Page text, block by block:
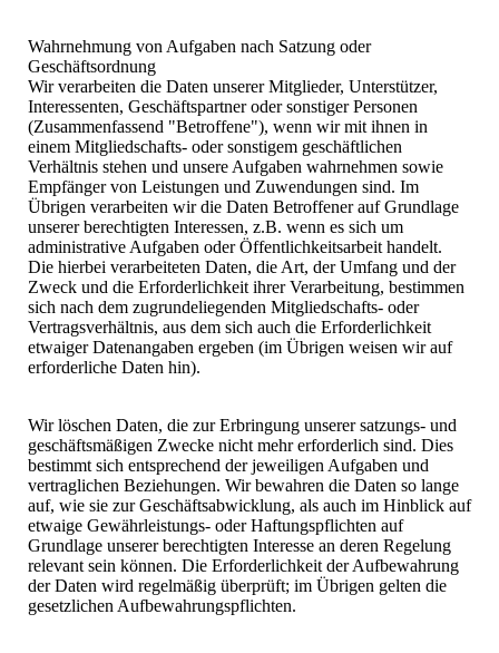
Wahrnehmung von Aufgaben nach Satzung oder
Geschäftsordnung
Wir verarbeiten die Daten unserer Mitglieder, Unterstützer,
Interessenten, Geschäftspartner oder sonstiger Personen
(Zusammenfassend "Betroffene"), wenn wir mit ihnen in
einem Mitgliedschafts- oder sonstigem geschäftlichen
Verhältnis stehen und unsere Aufgaben wahrnehmen sowie
Empfänger von Leistungen und Zuwendungen sind. Im
Übrigen verarbeiten wir die Daten Betroffener auf Grundlage
unserer berechtigten Interessen, z.B. wenn es sich um
administrative Aufgaben oder Öffentlichkeitsarbeit handelt.
Die hierbei verarbeiteten Daten, die Art, der Umfang und der
Zweck und die Erforderlichkeit ihrer Verarbeitung, bestimmen
sich nach dem zugrundeliegenden Mitgliedschafts- oder
Vertragsverhältnis, aus dem sich auch die Erforderlichkeit
etwaiger Datenangaben ergeben (im Übrigen weisen wir auf
erforderliche Daten hin).
Wir löschen Daten, die zur Erbringung unserer satzungs- und
geschäftsmäßigen Zwecke nicht mehr erforderlich sind. Dies
bestimmt sich entsprechend der jeweiligen Aufgaben und
vertraglichen Beziehungen. Wir bewahren die Daten so lange
auf, wie sie zur Geschäftsabwicklung, als auch im Hinblick auf
etwaige Gewährleistungs- oder Haftungspflichten auf
Grundlage unserer berechtigten Interesse an deren Regelung
relevant sein können. Die Erforderlichkeit der Aufbewahrung
der Daten wird regelmäßig überprüft; im Übrigen gelten die
gesetzlichen Aufbewahrungspflichten.